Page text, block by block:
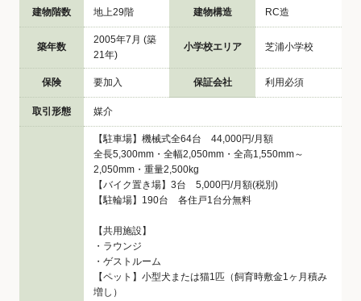
建物階数 地上29階 建物構造 RC造
築年数
2005年7月 (築
21年)
小学校エリア 芝浦小学校
保険 要加入 保証会社 利用必須
取引形態 媒介
【駐車場】機械式全64台 44,000円/月額
全長5,300mm・全幅2,050mm・全高1,550mm～
2,050mm・重量2,500kg
【バイク置き場】3台 5,000円/月額(税別)
【駐輪場】190台 各住戸1台分無料
【共用施設】
・ラウンジ
・ゲストルーム
【ペット】小型犬または猫1匹（飼育時敷金1ヶ月積み
増し）